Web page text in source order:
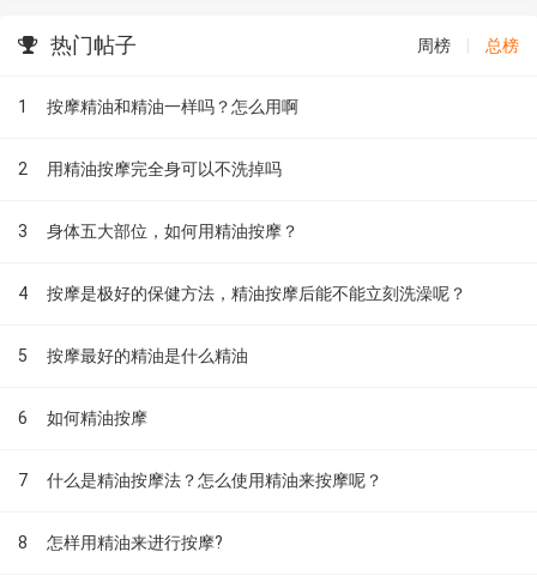
热门帖子 周榜 总榜
1 按摩精油和精油一样吗？怎么用啊
2 用精油按摩完全身可以不洗掉吗
3 身体五大部位，如何用精油按摩？
4 按摩是极好的保健方法，精油按摩后能不能立刻洗澡呢？
5 按摩最好的精油是什么精油
6 如何精油按摩
7 什么是精油按摩法？怎么使用精油来按摩呢？
8 怎样用精油来进行按摩?